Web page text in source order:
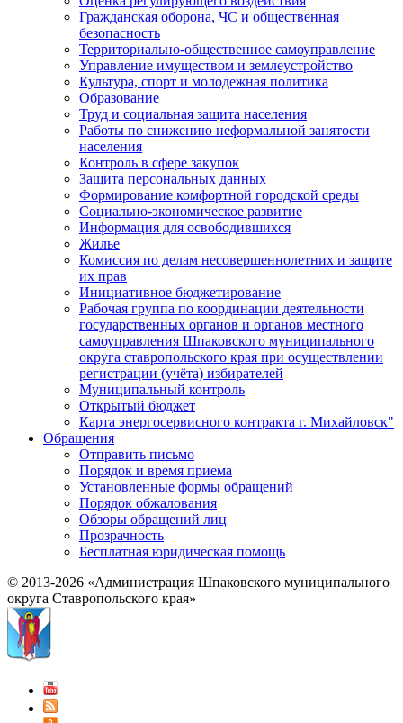
Гражданская оборона, ЧС и общественная
безопасность
Территориально-общественное самоуправление
Управление имуществом и землеустройство
Культура, спорт и молодежная политика
Образование
Труд и социальная защита населения
Работы по снижению неформальной занятости
населения
Контроль в сфере закупок
Защита персональных данных
Формирование комфортной городской среды
Социально-экономическое развитие
Информация для освободившихся
Жилье
Комиссия по делам несовершеннолетних и защите
их прав
Инициативное бюджетирование
Рабочая группа по координации деятельности
государственных органов и органов местного
самоуправления Шпаковского муниципального
округа ставропольского края при осуществлении
регистрации (учёта) избирателей
Муниципальный контроль
Открытый бюджет
Карта энергосервисного контракта г. Михайловск"
Обращения
Отправить письмо
Порядок и время приема
Установленные формы обращений
Порядок обжалования
Обзоры обращений лиц
Прозрачность
Бесплатная юридическая помощь
© 2013-2026 «Администрация Шпаковского муниципального
округа Ставропольского края»